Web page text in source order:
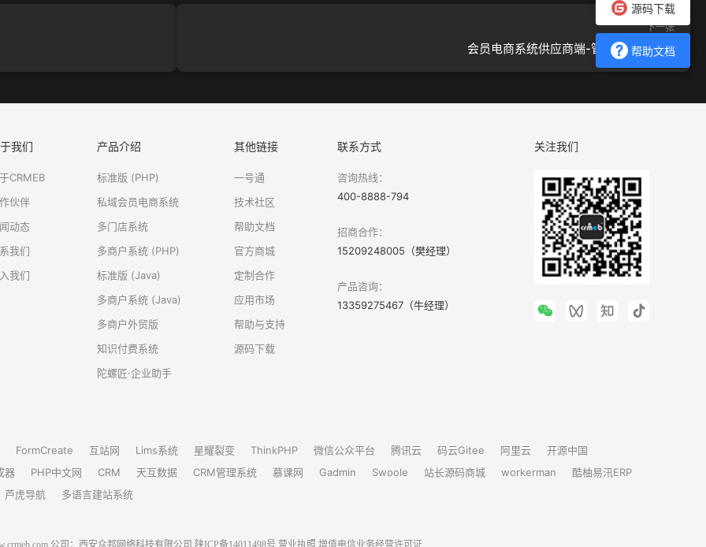
源码下载
帮助文档
下一张
会员电商系统供应商端-管理员列表.png
我们
CRMEB
伙伴
动态
我们
我们
产品介绍
标准版 (PHP)
私域会员电商系统
多门店系统
多商户系统 (PHP)
标准版 (Java)
多商户系统 (Java)
多商户外贸版
知识付费系统
陀螺匠·企业助手
其他链接
一号通
技术社区
帮助文档
官方商城
定制合作
应用市场
帮助与支持
源码下载
联系方式
咨询热线：
400-8888-794
招商合作：
15209248005（樊经理）
产品咨询：
13359275467（牛经理）
关注我们
FormCreate 互站网 Lims系统 星耀裂变 ThinkPHP 微信公众平台 腾讯云 码云Gitee 阿里云
开源中国
器
PHP中文网 CRM 天互数据 CRM管理系统 慕课网 Gadmin Swoole 站长源码商城 workerman
酷柚易汛ERP
芦虎导航
多语言建站系统
公司：西安众邦网络科技有限公司 陕ICP备14011498号 营业执照 增值电信业务经营许可证